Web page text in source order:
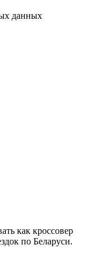
данных
как кроссовер
по Беларуси.